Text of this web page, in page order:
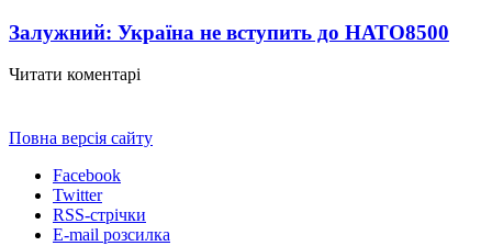
Залужний: Україна не вступить до НАТО8500
Читати коментарі
Повна версія сайту
Facebook
Twitter
RSS-стрічки
E-mail розсилка